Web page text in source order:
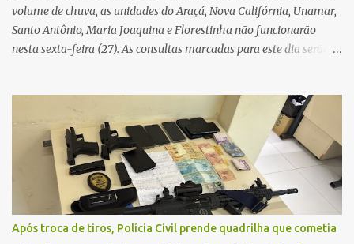
volume de chuva, as unidades do Araçá, Nova Califórnia, Unamar,
Santo Antônio, Maria Joaquina e Florestinha não funcionarão
nesta sexta-feira (27). As consultas marcadas para este dia serão
Contamos com a compreensão de toda população, pois se trata de
uma situação climática que foge ao controle da administração
pública.
Após troca de tiros, Polícia Civil prende quadrilha que cometia